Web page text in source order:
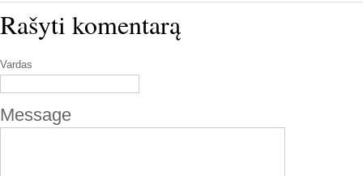
Rašyti komentarą
Vardas
Message